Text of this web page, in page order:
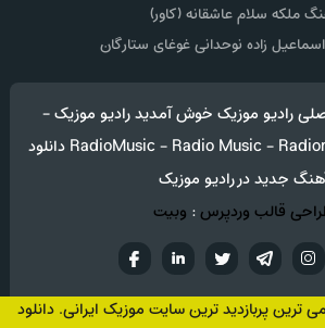
ملکه سلام عاشقانه (کاور)
زاده نوحدانی غوغای ستارگان
رادیو موزیک خوش آمدید رادیو موزیک -
رادیوموزیک - RadioMusic - Radio Music - Radiomusics دانلود
جدید در رادیو موزیک
قالب وردپرس: وبیت
تويترتلگراماینستاگرام
آپارات
ترین پربازدید ترین سایت موزیک ایرانی. دانلود